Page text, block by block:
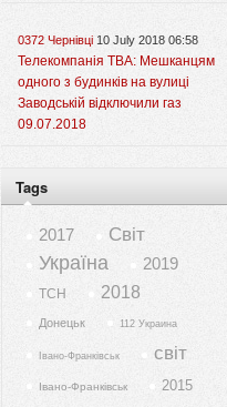
0372 Чернівці 10 July 2018 06:58
Телекомпанія ТВА: Мешканцям
одного з будинків на вулиці
Заводській відключили газ
09.07.2018
Tags
2017 Світ
Україна 2019
ТСН 2018
Донецьк 112 Украина
Івано-Франківськ світ
Івано-Франківськ 2015